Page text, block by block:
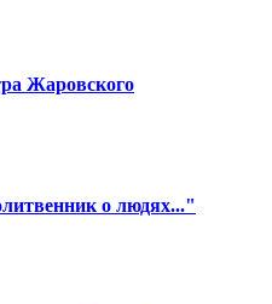
Жаровского
о людях..."